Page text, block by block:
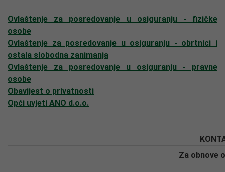
Ovlaštenje za posredovanje u osiguranju - fizičke
osobe
Ovlaštenje za posredovanje u osiguranju - obrtnici i
ostala slobodna zanimanja
Ovlaštenje za posredovanje u osiguranju - pravne
osobe
Obavijest o privatnosti
Opći uvjeti ANO d.o.o.
Za obnove